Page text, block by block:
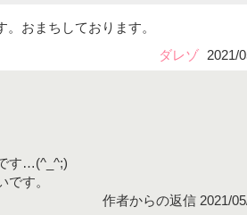
おまちしております。
ダレゾ 2021/
す…(^_^;)
す。
作者からの返信 2021/